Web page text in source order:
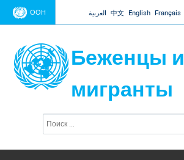
Jump to navigation
ООН العربية 中文 English Français
Беженцы и
мигранты
и